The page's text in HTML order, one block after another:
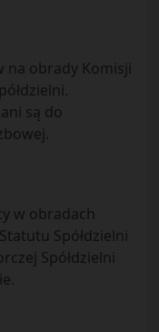
obrady Komisji
są do
w obradach
Spółdzielni
Spółdzielni